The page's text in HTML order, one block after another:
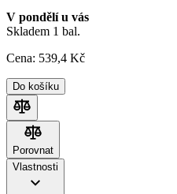
V pondělí u vás
Skladem 1 bal.
Cena: 539,4 Kč
Do košíku
Porovnat
Porovnat
Vlastnosti